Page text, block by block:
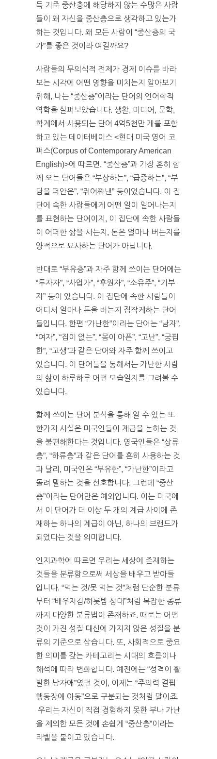
득 기준 중산층에 해당하지 않는 수많은 사람
들이 왜 자신을 중산층으로 생각하고 있는가
하는 것입니다. 왜 모든 사람이 “중산층의 국
가”를 좋은 것이라 여길까요?
사람들의 무의식적 전제가 경제 이슈를 바라
보는 시각에 어떤 영향을 미치는지 알아보기
위해, 나는 “중산층”이라는 단어의 언어학적
역학을 살펴보았습니다. 생활, 미디어, 문학,
학계에서 사용되는 단어 4억5천만 개를 포함
하고 있는 데이터베이스 <현대 미국 영어 코
퍼스(Corpus of Contemporary American
English)>에 따르면, “중산층”과 가장 흔히 함
께 오는 단어들은 “부상하는”, “급증하는”, “부
담을 떠안은”, “쥐어짜낸” 등이었습니다. 이 집
단에 속한 사람들에게 어떤 일이 일어나는지
를 표현하는 단어이지, 이 집단에 속한 사람들
이 어떠한 삶을 사는지, 돈은 얼마나 버는지를
양적으로 묘사하는 단어가 아닙니다.
반대로 “부유층”과 자주 함께 쓰이는 단어에는
“투자자”, “사업가”, “후원자”, “소유주”, “기부
자” 등이 있습니다. 이 집단에 속한 사람들이
어디서 얼마나 돈을 버는지 짐작케하는 단어
들입니다. 한편 “가난한”이라는 단어는 “남자”,
“여자”, “집이 없는”, “몸이 아픈”, “고난”, “궁핍
한”, “고생”과 같은 단어와 자주 함께 쓰이고
있습니다. 이 단어들을 통해서는 가난한 사람
의 삶이 하루하루 어떤 모습일지를 그려볼 수
있습니다.
함께 쓰이는 단어 분석을 통해 알 수 있는 또
한가지 사실은 미국인들이 계급을 논하는 것
을 불편해한다는 것입니다. 영국인들은 “상류
층”, “하류층”과 같은 단어를 흔히 사용하는 것
과 달리, 미국인은 “부유한”, “가난한”이라고
돌려 말하는 것을 선호합니다. 그런데 “중산
층”이라는 단어만은 예외입니다. 이는 미국에
서 이 단어가 더 이상 두 개의 계급 사이에 존
재하는 하나의 계급이 아닌, 하나의 브랜드가
되었다는 것을 의미합니다.
인지과학에 따르면 우리는 세상에 존재하는
것들을 분류함으로써 세상을 배우고 받아들
입니다. “먹는 것/못 먹는 것”처럼 단순한 분류
부터 “배우자감/하룻밤 상대”처럼 복잡한 종류
까지 다양한 분류법이 존재하죠. 때로는 어떤
것이 가진 성질 대신에 가지지 않은 성질을 분
류의 기준으로 삼습니다. 또, 사회적으로 중요
한 의미를 갖는 카테고리는 시대의 흐름이나
해석에 따라 변화합니다. 예전에는 “성격이 활
발한 남자애”였던 것이, 이제는 “주의력 결핍
행동장애 아동”으로 구분되는 것처럼 말이죠.
우리는 자신이 직접 경험하지 못한 부나 가난
을 제외한 모든 것에 손쉽게 “중산층”이라는
라벨을 붙이고 있습니다.